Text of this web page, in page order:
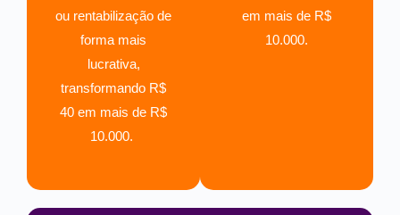
ou rentabilização de
forma mais
lucrativa,
transformando R$
40 em mais de R$
10.000.
em mais de R$
10.000.